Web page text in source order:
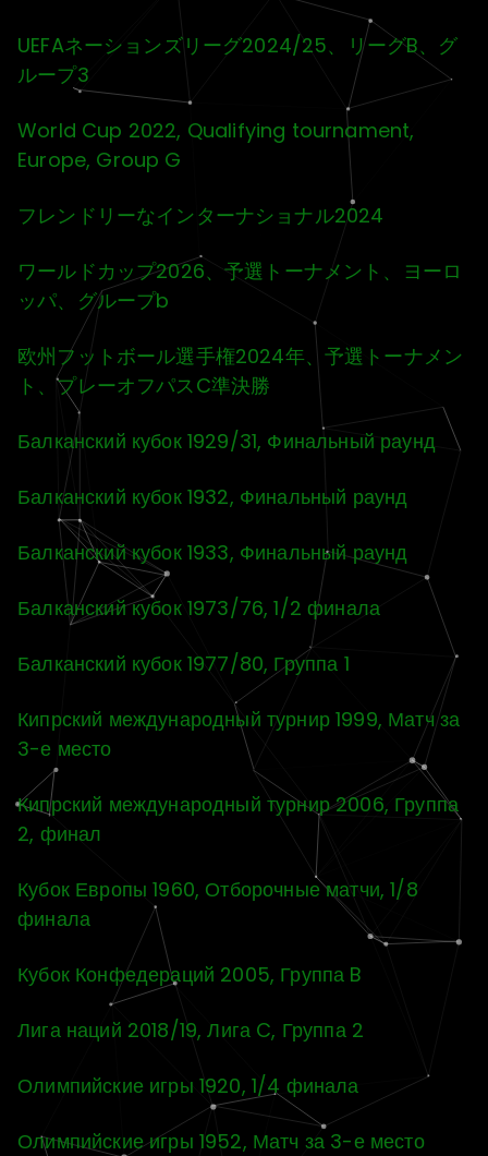
UEFAネーションズリーグ2024/25、リーグB、グ
ループ3
World Cup 2022, Qualifying tournament,
Europe, Group G
フレンドリーなインターナショナル2024
ワールドカップ2026、予選トーナメント、ヨーロ
ッパ、グループb
欧州フットボール選手権2024年、予選トーナメン
ト、プレーオフパスC準決勝
Балканский кубок 1929/31, Финальный раунд
Балканский кубок 1932, Финальный раунд
Балканский кубок 1933, Финальный раунд
Балканский кубок 1973/76, 1/2 финала
Балканский кубок 1977/80, Группа 1
Кипрский международный турнир 1999, Матч за
3-е место
Кипрский международный турнир 2006, Группа
2, финал
Кубок Европы 1960, Отборочные матчи, 1/8
финала
Кубок Конфедераций 2005, Группа B
Лига наций 2018/19, Лига C, Группа 2
Олимпийские игры 1920, 1/4 финала
Олимпийские игры 1952, Матч за 3-е место